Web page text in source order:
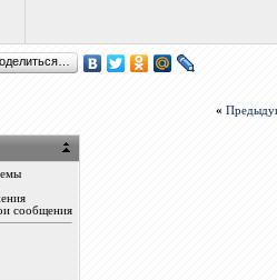
«
сообщения